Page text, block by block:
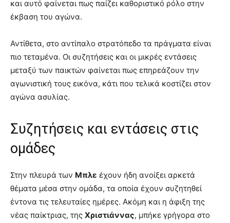
και αυτό φαίνεται πως παίζει καθοριστικό ρόλο στην
έκβαση του αγώνα.
Αντίθετα, στο αντίπαλο στρατόπεδο τα πράγματα είναι
πιο τεταμένα. Οι συζητήσεις και οι μικρές εντάσεις
μεταξύ των παικτών φαίνεται πως επηρεάζουν την
αγωνιστική τους εικόνα, κάτι που τελικά κοστίζει στον
αγώνα ασυλίας.
Συζητήσεις και εντάσεις στις
ομάδες
Στην πλευρά των Μπλε έχουν ήδη ανοίξει αρκετά
θέματα μέσα στην ομάδα, τα οποία έχουν συζητηθεί
έντονα τις τελευταίες ημέρες. Ακόμη και η άφιξη της
νέας παίκτριας, της Χριστιάννας, μπήκε γρήγορα στο